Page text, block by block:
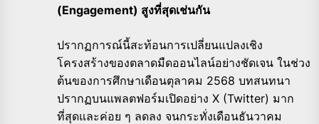
(Engagement) สูงที่สุดเช่นกัน
ปรากฏการณ์นี้สะท้อนการเปลี่ยนแปลงเชิง
โครงสร้างของตลาดมืดออนไลน์อย่างชัดเจน ในช่วง
ต้นของการศึกษาเดือนตุลาคม 2568 บทสนทนา
ปรากฏบนแพลตฟอร์มเปิดอย่าง X (Twitter) มาก
ที่สุดและค่อย ๆ ลดลง จนกระทั่งเดือนธันวาคม